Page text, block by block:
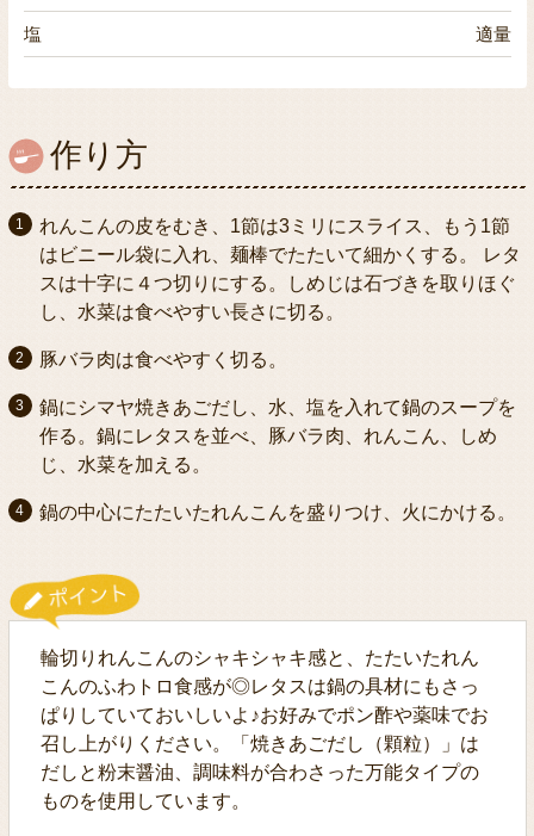
塩 適量
作り方
れんこんの皮をむき、1節は3ミリにスライス、もう1節
はビニール袋に入れ、麺棒でたたいて細かくする。 レタ
スは十字に４つ切りにする。しめじは石づきを取りほぐ
し、水菜は食べやすい長さに切る。
豚バラ肉は食べやすく切る。
鍋にシマヤ焼きあごだし、水、塩を入れて鍋のスープを
作る。鍋にレタスを並べ、豚バラ肉、れんこん、しめ
じ、水菜を加える。
鍋の中心にたたいたれんこんを盛りつけ、火にかける。
輪切りれんこんのシャキシャキ感と、たたいたれん
こんのふわトロ食感が◎レタスは鍋の具材にもさっ
ぱりしていておいしいよ♪お好みでポン酢や薬味でお
召し上がりください。「焼きあごだし（顆粒）」は
だしと粉末醤油、調味料が合わさった万能タイプの
ものを使用しています。